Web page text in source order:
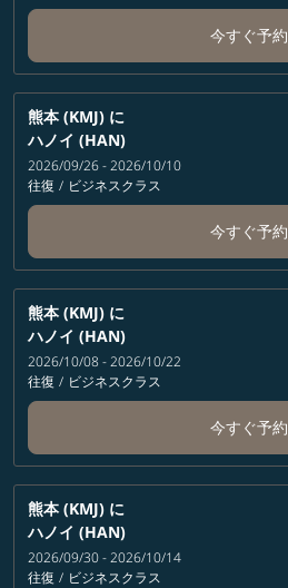
今すぐ予約
熊本 (KMJ) に
ハノイ (HAN)
2026/09/26 - 2026/10/10
往復 / ビジネスクラス
今すぐ予約
熊本 (KMJ) に
ハノイ (HAN)
2026/10/08 - 2026/10/22
往復 / ビジネスクラス
今すぐ予約
熊本 (KMJ) に
ハノイ (HAN)
2026/09/30 - 2026/10/14
往復 / ビジネスクラス